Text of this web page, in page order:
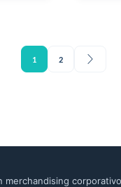
1 2
merchandising